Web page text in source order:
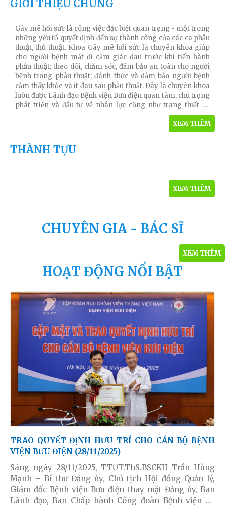
GIỚI THIỆU CHUNG
KHOA GÂY MÊ HỒI SỨC
Gây mê hồi sức là công việc đặc biệt quan trọng - một trong
những yếu tố quyết định đến sự thành công của các ca phẫu
thuật, thủ thuật. Khoa Gây mê hồi sức là chuyên khoa giúp
cho người bệnh mất đi cảm giác đau trước khi tiến hành
phẫu thuật; theo dõi, chăm sóc, đảm bảo an toàn cho người
bệnh trong phẫu thuật; đánh thức và đảm bảo người bệnh
cảm thấy khỏe và ít đau sau phẫu thuật. Đây là chuyên khoa
luôn được Lãnh đạo Bệnh viện Bưu điện quan tâm, chú trọng
phát triển và đầu tư về nhân lực cũng như trang thiết bị.
Khoa có đội ngũ chuyên gia, y bác sĩ yêu nghề, giỏi chuyên
môn, tận tụy với người bệnh, có cơ sở vật chất, trang thiết bị
máy móc tiên tiến, hiện đại bậc nhất. Người bệnh có chỉ định
phẫu thuật hoặc làm thủ thuật tại Bệnh viện Bưu điện có thể
hoàn toàn yên tâm khi đồng hành bên mình trong suốt
XEM THÊM
THÀNH TỰU
XEM THÊM
CHUYÊN GIA - BÁC SĨ
XEM THÊM
HOẠT ĐỘNG NỔI BẬT
TRAO QUYẾT ĐỊNH HƯU TRÍ CHO CÁN BỘ BỆNH
VIỆN BƯU ĐIỆN (28/11/2025)
Sáng ngày 28/11/2025, TTƯT.ThS.BSCKII Trần Hùng
Mạnh – Bí thư Đảng ủy, Chủ tịch Hội đồng Quản lý,
Giám đốc Bệnh viện Bưu điện thay mặt Đảng ủy, Ban
Lãnh đạo, Ban Chấp hành Công đoàn Bệnh viện đã